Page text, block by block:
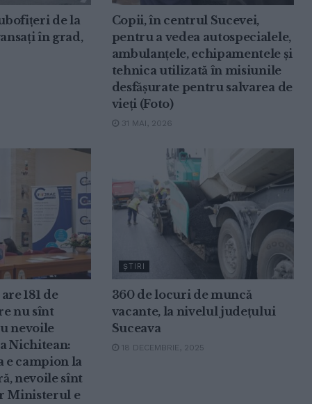
de la
în grad,
Copii, în centrul Sucevei,
pentru a vedea autospecialele,
ambulanțele, echipamentele și
tehnica utilizată în misiunile
desfășurate pentru salvarea de
vieți (Foto)
31 MAI, 2026
181 de
nu sînt
nevoile
Nichitean:
e campion la
nevoile sînt
Ministerul e
ŞTIRI
360 de locuri de muncă
vacante, la nivelul județului
Suceava
18 DECEMBRIE, 2025